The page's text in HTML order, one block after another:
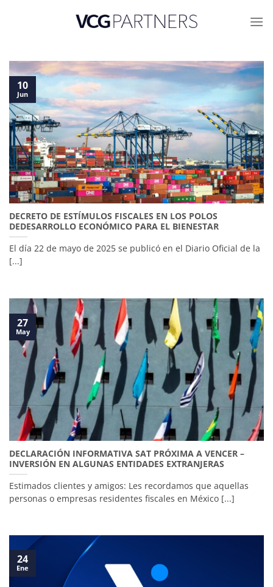
DECRETO DE ESTÍMULOS FISCALES EN LOS POLOS
DEDESARROLLO ECONÓMICO PARA EL BIENESTAR
El día 22 de mayo de 2025 se publicó en el Diario Oficial de la
[...]
10
Jun
DECLARACIÓN INFORMATIVA SAT PRÓXIMA A VENCER –
INVERSIÓN EN ALGUNAS ENTIDADES EXTRANJERAS
Estimados clientes y amigos: Les recordamos que aquellas
personas o empresas residentes fiscales en México [...]
27
May
24
Ene